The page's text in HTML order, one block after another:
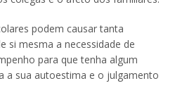
podem causar tanta
si mesma a necessidade de
para que tenha algum
a sua autoestima e o julgamento